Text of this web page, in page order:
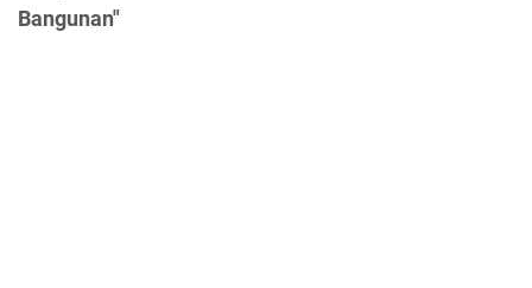
Bangunan"